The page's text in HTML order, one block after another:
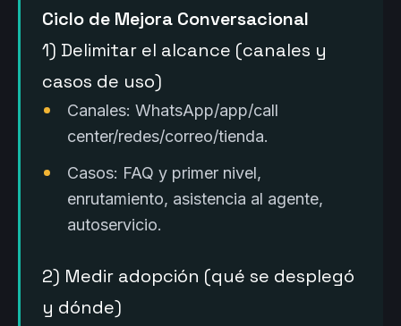
Ciclo de Mejora Conversacional
1) Delimitar el alcance (canales y
casos de uso)
Canales: WhatsApp/app/call
center/redes/correo/tienda.
Casos: FAQ y primer nivel,
enrutamiento, asistencia al agente,
autoservicio.
2) Medir adopción (qué se desplegó
y dónde)